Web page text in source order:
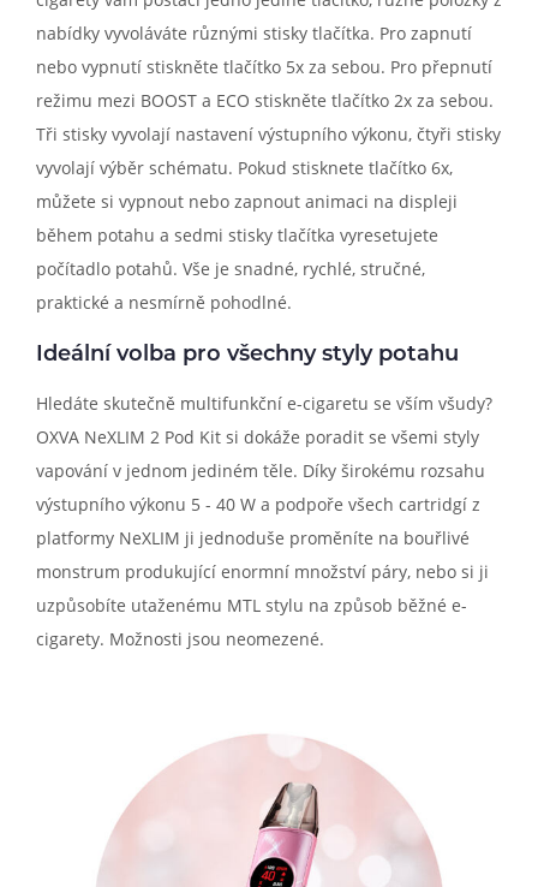
nabídky vyvoláváte různými stisky tlačítka. Pro zapnutí
nebo vypnutí stiskněte tlačítko 5x za sebou. Pro přepnutí
režimu mezi BOOST a ECO stiskněte tlačítko 2x za sebou.
Tři stisky vyvolají nastavení výstupního výkonu, čtyři stisky
vyvolají výběr schématu. Pokud stisknete tlačítko 6x,
můžete si vypnout nebo zapnout animaci na displeji
během potahu a sedmi stisky tlačítka vyresetujete
počítadlo potahů. Vše je snadné, rychlé, stručné,
praktické a nesmírně pohodlné.
Ideální volba pro všechny styly potahu
Hledáte skutečně multifunkční e-cigaretu se vším všudy?
OXVA NeXLIM 2 Pod Kit si dokáže poradit se všemi styly
vapování v jednom jediném těle. Díky širokému rozsahu
výstupního výkonu 5 - 40 W a podpoře všech cartridgí z
platformy NeXLIM ji jednoduše proměníte na bouřlivé
monstrum produkující enormní množství páry, nebo si ji
uzpůsobíte utaženému MTL stylu na způsob běžné e-
cigarety. Možnosti jsou neomezené.